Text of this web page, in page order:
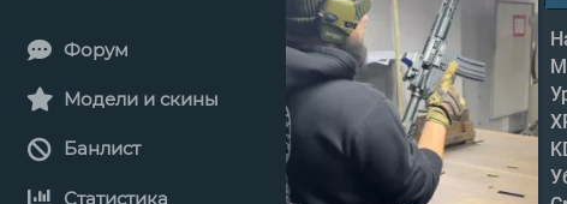
Форум
Модели и скины
Банлист
Статистика